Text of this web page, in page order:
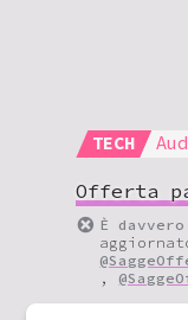
TECH
Offerta
È
,